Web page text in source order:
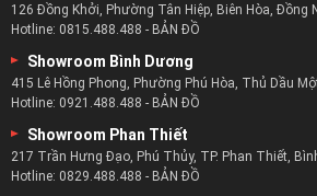
126 Đồng Khởi, Phường Tân Hiệp, Biên Hòa, Đồng
Hotline: 0815.488.488 - BẢN ĐỒ
Showroom Bình Dương
415 Lê Hồng Phong, Phường Phú Hòa, Thủ Dầu
Hotline: 0921.488.488 - BẢN ĐỒ
Showroom Phan Thiết
217 Trần Hưng Đạo, Phú Thủy, TP. Phan Thiết,
Hotline: 0829.488.488 - BẢN ĐỒ